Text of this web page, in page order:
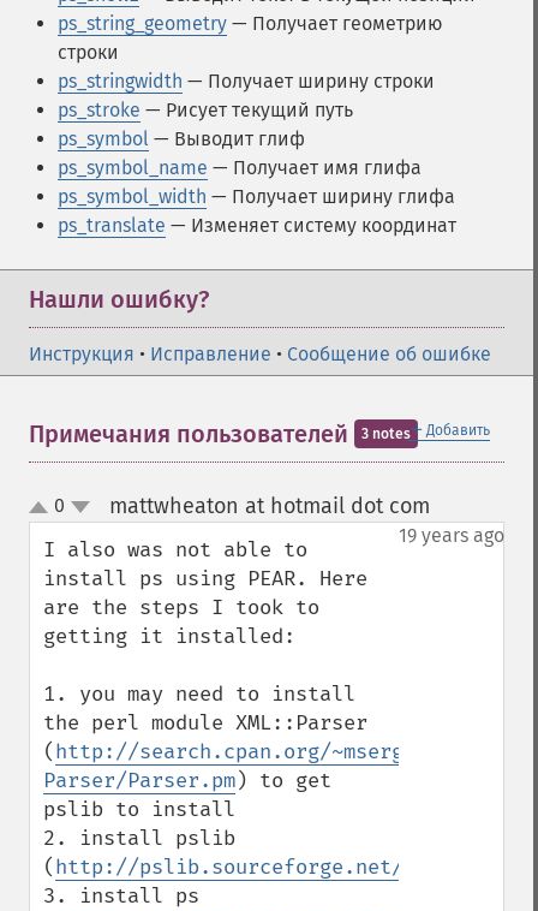
ps_string_geometry — Получает геометрию
строки
ps_stringwidth — Получает ширину строки
ps_stroke — Рисует текущий путь
ps_symbol — Выводит глиф
ps_symbol_name — Получает имя глифа
ps_symbol_width — Получает ширину глифа
ps_translate — Изменяет систему координат
Нашли ошибку?
Инструкция • Исправление • Сообщение об ошибке
＋ Добавить
Примечания пользователей 3 notes
up
down
0 mattwheaton at hotmail dot com
19 years ago
I also was not able to
install ps using PEAR. Here
are the steps I took to
getting it installed:
1. you may need to install
the perl module XML::Parser
(http://search.cpan.org/~msergeant/XML-
Parser/Parser.pm) to get
pslib to install
2. install pslib
(http://pslib.sourceforge.net/
3. install ps